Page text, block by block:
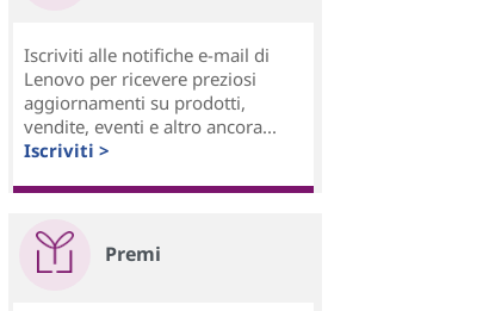
Iscriviti alle notifiche e-mail di
Lenovo per ricevere preziosi
aggiornamenti su prodotti,
vendite, eventi e altro ancora...
Iscriviti >
Premi